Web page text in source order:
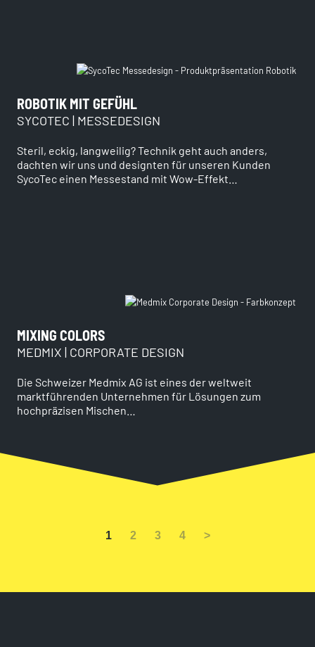
ROBOTIK MIT GEFÜHL
SYCOTEC | MESSEDESIGN
Steril, eckig, langweilig? Technik geht auch anders,
dachten wir uns und designten für unseren Kunden
SycoTec einen Messestand mit Wow-Effekt…
MIXING COLORS
MEDMIX | CORPORATE DESIGN
Die Schweizer Medmix AG ist eines der weltweit
marktführenden Unternehmen für Lösungen zum
hochpräzisen Mischen…
1 2 3 4 >